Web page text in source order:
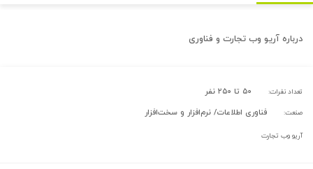
درباره آریو وب تجارت و فناوری
تعداد نفرات: ۵۰ تا ۲۵۰ نفر
صنعت: فناوری اطلاعات/ نرم‌افزار و سخت‌افزار
آریو وب تجارت